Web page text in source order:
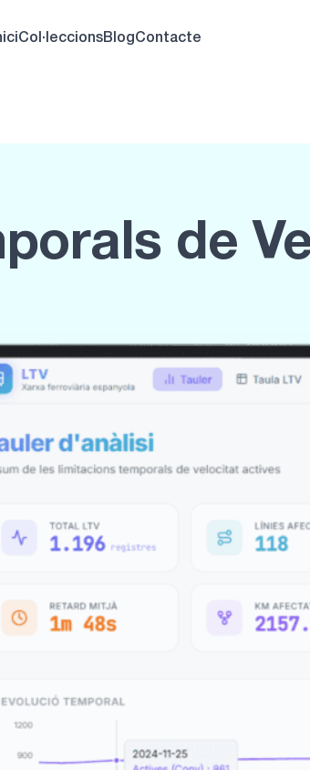
Col·leccionsBlogContacte
de
L’estat real de la
en temps real
El Tauler de Limitacions
de les restriccions de
quin motiu i com
com a l’alta velocitat.
total de